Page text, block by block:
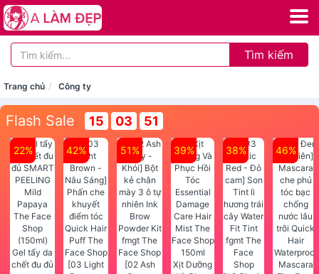
Tìm kiếm
Trang chủ Công ty
Flash Sale 15 03 51
22%
Gel tẩy da
chết đu đủ
42%
[03 Light
51%
[02 Ash
39%
Xịt Dưỡng
38% 46%